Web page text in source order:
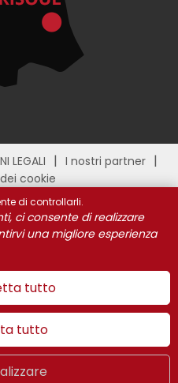
IT
LEGALI
I nostri partner
cookie
di controllarli.
ci consente di realizzare
una migliore esperienza
tutto
tutto